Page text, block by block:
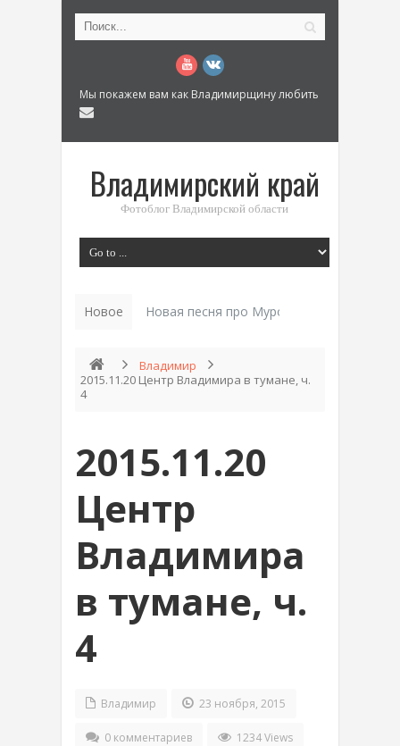
Мы покажем вам как Владимирщину любить
Владимирский край
Фотоблог Владимирской области
Новое Новая песня про Муром: «Былинный
Владимир
2015.11.20 Центр Владимира в тумане, ч.
4
2015.11.20
Центр
Владимира
в тумане, ч.
4
Владимир 23 ноября, 2015
0 комментариев 1234 Views